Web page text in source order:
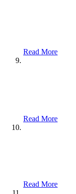
Read More
Read More
Read More